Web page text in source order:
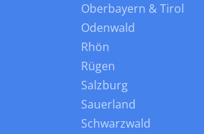
Oberbayern & Tirol
Odenwald
Rhön
Rügen
Salzburg
Sauerland
Schwarzwald